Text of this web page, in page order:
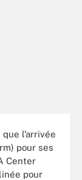
l’arrivée
pour ses
Center
pour